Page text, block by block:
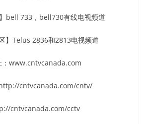
】bell 733，bell730有线电视频道
区】Telus 2836和2813电视频道
：www.cntvcanada.com
cntvcanada.com/cntv/
cntvcanada.com/cctv